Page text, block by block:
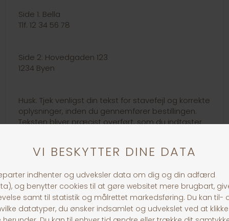
Side 1: Bella
Tlf. 12 34 56 78
Side 2: Hovedgaden 123
1234 Byen
Husk: Tjek venligst din tekst for stavefejl og korrekte
oplysninger, inden du gennemfører bestillingen.
Teksten bliver præcist overført, som du indtaster
https://www.retsinformation.dk/eli/lta/1969/496
30 dages returret